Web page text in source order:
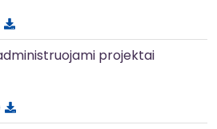
projektai